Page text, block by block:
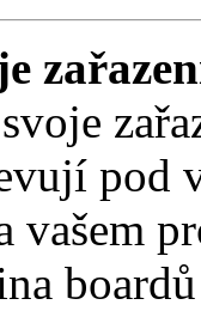
pod
vašem